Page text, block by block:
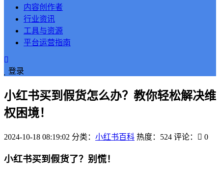
内容创作者
行业资讯
工具与资源
平台运营指南
登录
小红书买到假货怎么办？教你轻松解决维
权困境！
2024-10-18 08:19:02 分类： 小红书百科 热度：524 评论： 0
小红书买到假货了？别慌！